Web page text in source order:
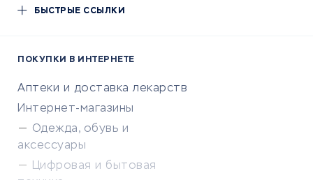
БЫСТРЫЕ ССЫЛКИ
ПОКУПКИ В ИНТЕРНЕТЕ
Аптеки и доставка лекарств
Интернет-магазины
Одежда, обувь и
аксессуары
Цифровая и бытовая